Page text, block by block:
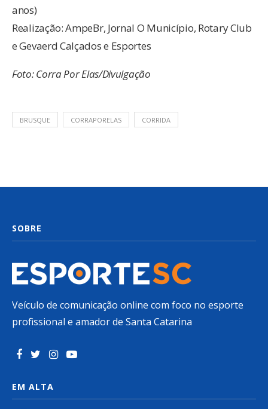
anos)
Realização: AmpeBr, Jornal O Município, Rotary Club
e Gevaerd Calçados e Esportes
Foto: Corra Por Elas/Divulgação
BRUSQUE CORRAPORELAS CORRIDA
SOBRE
Veículo de comunicação online com foco no esporte
profissional e amador de Santa Catarina
EM ALTA